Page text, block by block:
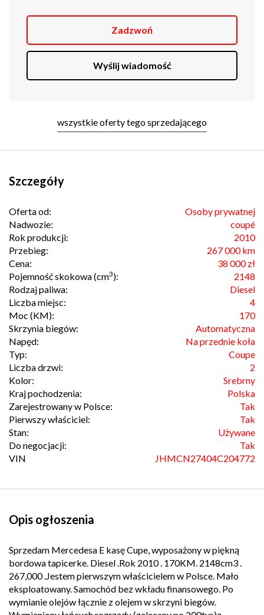
Zadzwoń
Wyślij wiadomość
wszystkie oferty tego sprzedającego
Szczegóły
Oferta od:
Osoby prywatnej
Nadwozie:
coupé
Rok produkcji:
2010
Przebieg:
267 000 km
Cena:
38 000 zł
Pojemność skokowa (cm3):
2148
Rodzaj paliwa:
Diesel
Liczba miejsc:
4
Moc (KM):
170
Skrzynia biegów:
Automatyczna
Napęd:
Na przednie koła
Typ:
Coupe
Liczba drzwi:
2
Kolor:
Srebrny
Kraj pochodzenia:
Polska
Zarejestrowany w Polsce:
Tak
Pierwszy właściciel:
Tak
Stan:
Używane
Do negocjacji:
Tak
VIN
JHMCN27404C204772
Opis ogłoszenia
Sprzedam Mercedesa E kasę Cupe, wyposażony w piękną
bordowa tapicerke. Diesel .Rok 2010 . 170KM. 2148cm3 .
267,000 .Jestem pierwszym właścicielem w Polsce. Mało
eksploatowany. Samochód bez wkładu finansowego. Po
wymianie olejów łącznie z olejem w skrzyni biegów.